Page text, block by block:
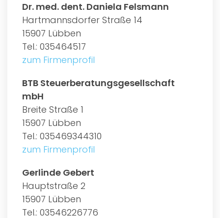
Dr. med. dent. Daniela Felsmann
Hartmannsdorfer Straße 14
15907 Lübben
Tel.: 035464517
zum Firmenprofil
BTB Steuerberatungsgesellschaft
mbH
Breite Straße 1
15907 Lübben
Tel.: 035469344310
zum Firmenprofil
Gerlinde Gebert
Hauptstraße 2
15907 Lübben
Tel.: 03546226776